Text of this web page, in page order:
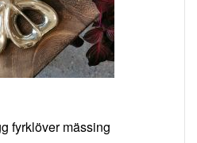
fyrklöver mässing